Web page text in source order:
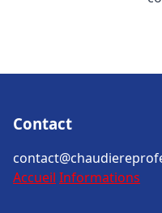
Contact
Accueil Informations